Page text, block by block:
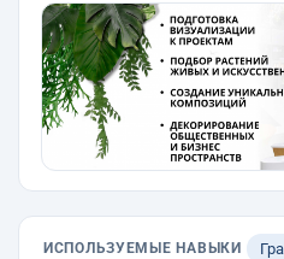
ИСПОЛЬЗУЕМЫЕ НАВЫКИ